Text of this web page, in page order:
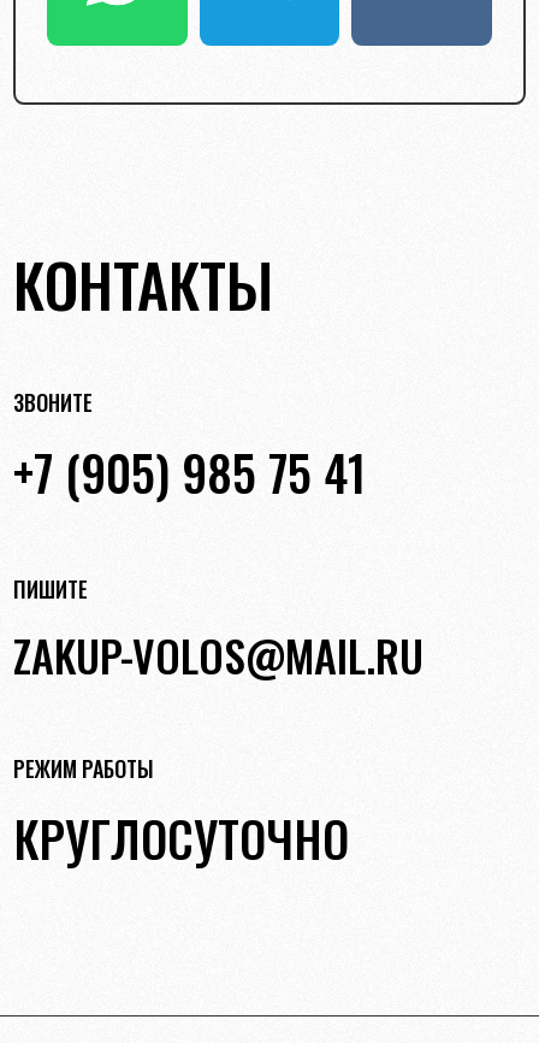
КОНТАКТЫ
ЗВОНИТЕ
+7 (905) 985 75 41
ПИШИТЕ
ZAKUP-VOLOS@MAIL.RU
РЕЖИМ РАБОТЫ
КРУГЛОСУТОЧНО